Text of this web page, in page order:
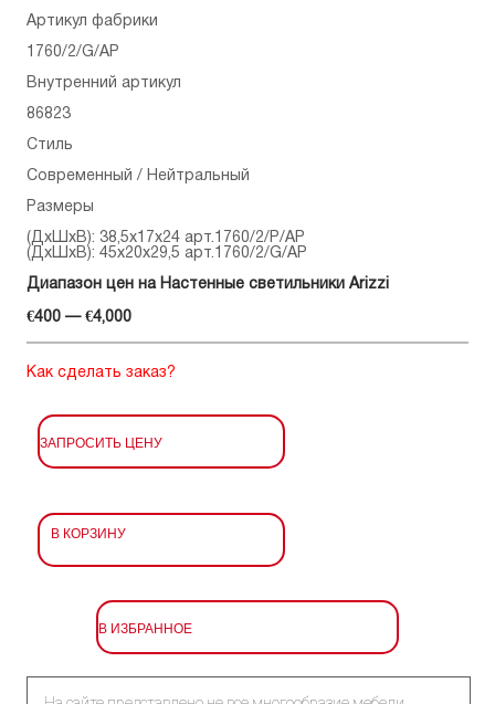
Артикул фабрики
1760/2/G/AP
Внутренний артикул
86823
Стиль
Современный / Нейтральный
Размеры
(ДхШхВ): 38,5x17x24 арт.1760/2/P/AP
(ДхШхВ): 45x20x29,5 арт.1760/2/G/AP
Диапазон цен на Настенные светильники Arizzi
€400 — €4,000
Как сделать заказ?
ЗАПРОСИТЬ ЦЕНУ
В КОРЗИНУ
В ИЗБРАННОЕ